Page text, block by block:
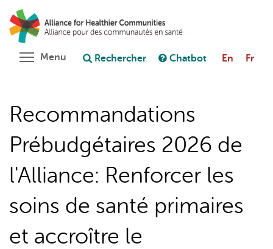
Aller
au
contenu
principal
Poser une question au chatbot
Menu Toggle menu visibility
Rechercher Chatbot En Fr
Recommandations
Prébudgétaires 2026 de
l'Alliance: Renforcer les
soins de santé primaires
et accroître le